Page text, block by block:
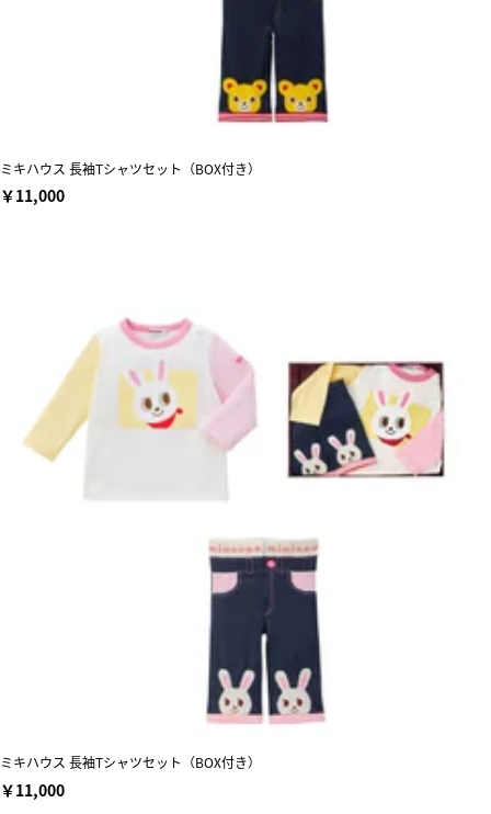
ミキハウス 長袖Tシャツセット（BOX付き）
￥11,000
ミキハウス 長袖Tシャツセット（BOX付き）
￥11,000